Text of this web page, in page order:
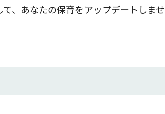
、あなたの保育をアップデートしませ